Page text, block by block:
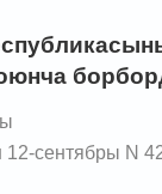
сентябры N